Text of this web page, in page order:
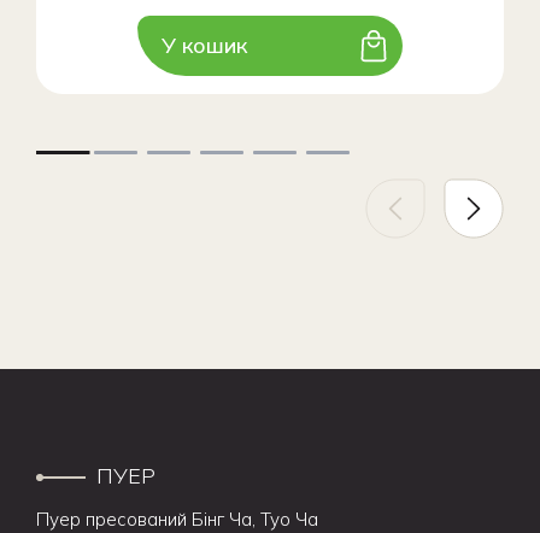
У кошик
ПУЕР
Пуер пресований Бінг Ча, Туо Ча